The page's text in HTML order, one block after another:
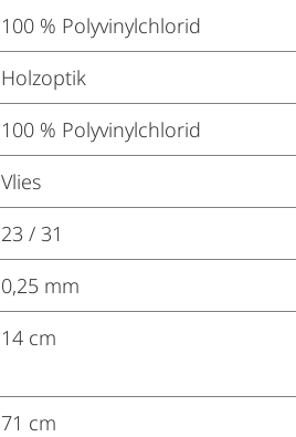
100 % Polyvinylchlorid
Holzoptik
100 % Polyvinylchlorid
Vlies
23 / 31
0,25 mm
14 cm
71 cm